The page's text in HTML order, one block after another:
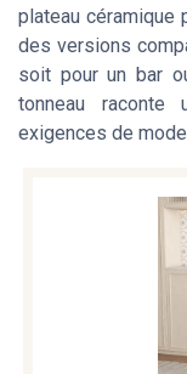
plateau céramique
des versions
soit pour un bar
tonneau
exigences de